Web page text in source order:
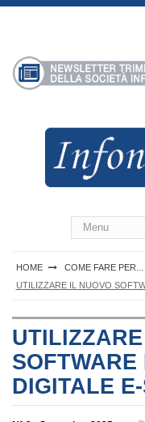
HOME
COME FARE PER...
UTILIZZARE IL NUOVO
DIGITALE